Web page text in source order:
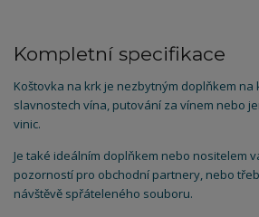
Kompletní specifikace
Koštovka na krk je nezbytným doplňkem na
slavnostech vína, putování za vínem nebo
vinic.
Je také ideálním doplňkem nebo nositelem
pozorností pro obchodní partnery, nebo
návštěvě spřáteleného souboru.